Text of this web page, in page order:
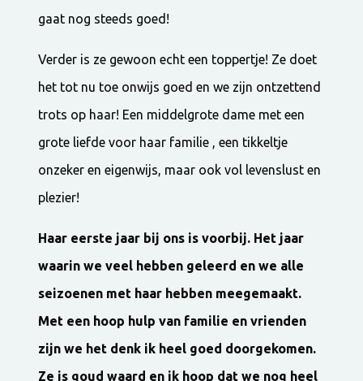
gaat nog steeds goed!
Verder is ze gewoon echt een toppertje! Ze doet
het tot nu toe onwijs goed en we zijn ontzettend
trots op haar! Een middelgrote dame met een
grote liefde voor haar familie , een tikkeltje
onzeker en eigenwijs, maar ook vol levenslust en
plezier!
Haar eerste jaar bij ons is voorbij. Het jaar
waarin we veel hebben geleerd en we alle
seizoenen met haar hebben meegemaakt.
Met een hoop hulp van familie en vrienden
zijn we het denk ik heel goed doorgekomen.
Ze is goud waard en ik hoop dat we nog heel